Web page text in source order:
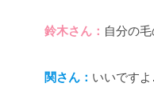
鈴木さん： 自分の
関さん： いいです